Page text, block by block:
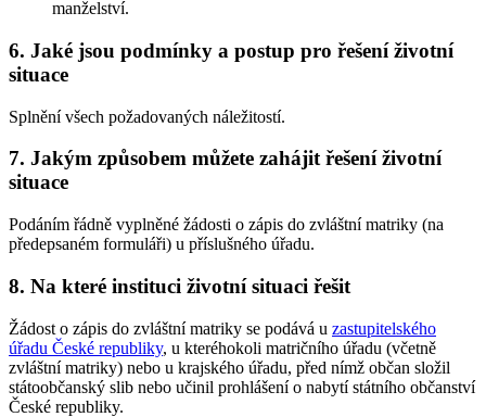
manželství.
6. Jaké jsou podmínky a postup pro řešení životní
situace
Splnění všech požadovaných náležitostí.
7. Jakým způsobem můžete zahájit řešení životní
situace
Podáním řádně vyplněné žádosti o zápis do zvláštní matriky (na
předepsaném formuláři) u příslušného úřadu.
8. Na které instituci životní situaci řešit
Žádost o zápis do zvláštní matriky se podává u zastupitelského
úřadu České republiky, u kteréhokoli matričního úřadu (včetně
zvláštní matriky) nebo u krajského úřadu, před nímž občan složil
státoobčanský slib nebo učinil prohlášení o nabytí státního občanství
České republiky.